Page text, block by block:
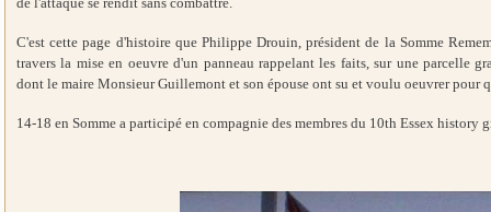
C'est cette page d'histoire que Philippe Drouin, président de la Somme
travers la mise en oeuvre d'un panneau rappelant les faits, sur une parcelle
dont le maire Monsieur Guillemont et son épouse ont su et voulu oeuvrer pour
14-18 en Somme a participé en compagnie des membres du 10th Essex history